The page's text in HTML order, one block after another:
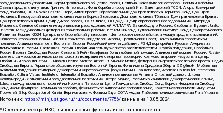
государственного управления, Форум гражданского общества Россия, Беллона, Союз жителей островов Тисима и Хабомаи,
Съезд народных депутатов, Гринпис Интернешнл, Фонд борьбы с коррупцией Инк, Завет церквей TCCN, Агора, Всемирный
фонд природы, BDR Novaja Gazeta-Europe, Алтай проект, Образовательный дом прав человека Чернигов, Фонд Дом Прав
Человека, Белорусский дом прав человека имени Бориса Звозскова, Дом прав человека Тбилиси, Дом прав человека Ереван,
Дом прав человека Крым, Центр дикого лосося, TVR Studios, ТВ Дождь, Центр европейских исследований им Вилфрида
Мартенса, Сетевое объединение журналистов расследователей, АЛЛАТРА, За свободную Россию, Свободная Бурятия, Uralic,
UnKremlin, Международная федерация транспортных рабочих, ИстЧам Финланд, Гудзоновский институт, Фонд Демократического
Развития, Комитет-2024, Центрально-Европейский университет, Центр восточноевропейских и международных исследований,
Общество Сторожевой башни, Библии и трактатов Свидетелей Иеговы, Гражданский Совет, Центр анализа европейской
политики, Академическая сеть Восточная Европа, Российский комитет действия, РЭНД корпорейшн, Русская Америка за
демократию в России, Настоящая Россия, Глобальная сеть журналистов-расследователей, Служба поддержки, Свободная
Россия Берлин, Свободная Россия Северный Рейн-Вестфалия, Фонд глобальной помощи, Антивоенный комитет России, Russie-
Libertes, La Asocicion de Rusos Libres, Союз за возвращение Северных территорий, Крымскотатарский Ресурсный Центр,
Глобальный союз IndustriALL, Russian Election Monitor, Article 19, Мнение медиа, Федерация анархического черного креста, Радио
Свободная Европа, Германское общество изучения Восточной Европы, Фонд имени Фридриха Эберта, XZ gGmbH, Мобильная
академия поддержки гендерной демократии и миротворчества, Форум имени Льва Копелева, American Councils for International
Education, Cultural Vistas, Institute of International Education, Антивоенное движение Антальи, Открытый диалог, Школа
международных отношений и государственной политики им Питера Мунка, Российско-канадский демократический альянс,
Школа международных отношений им Нормана Патерсона, Центр Гражданских Свобод, Фонд Бориса Немцова за Свободу,
Фонд имени Фридриха Науманна за свободу, Феминистское антивоенное сопротивление, Комитет независимости Ингушетии,
Прометей, Stop Occupation of Karelia, Вернись живым, Фридом Хаус, СОТА медиа, Либерально-демократическая Лига Украины
Источник: https://minjust.gov.ru/ru/documents/7756/данные на 13.05.2024
* Сведения реестра НКО, выполняющих функции иностранного агента: